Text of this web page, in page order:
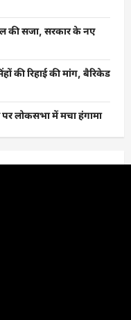
की सजा, सरकार के नए
की रिहाई की मांग, बैरिकेड
लोकसभा में मचा हंगामा